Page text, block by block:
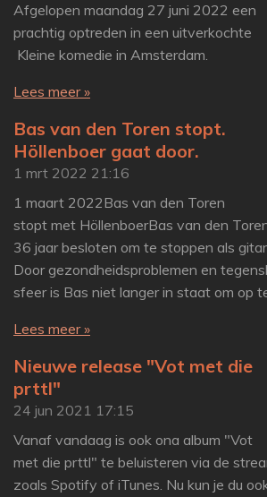
Afgelopen maandag 27 juni 2022 een
prachtig optreden in een uitverkochte
Kleine komedie in Amsterdam.
Lees meer »
Bas van den Toren stopt.
Höllenboer gaat door.
1 mrt 2022 21:16
1 maart 2022Bas van den Toren
stopt met HöllenboerBas van den
36 jaar besloten om te stoppen als
Door gezondheidsproblemen en
sfeer is Bas niet langer in staat om op
Lees meer »
Nieuwe release "Vot met die
prttl"
24 jun 2021 17:15
Vanaf vandaag is ook ona album "Vot
met die prttl" te beluisteren via de
zoals Spotify of iTunes. Nu kun je du